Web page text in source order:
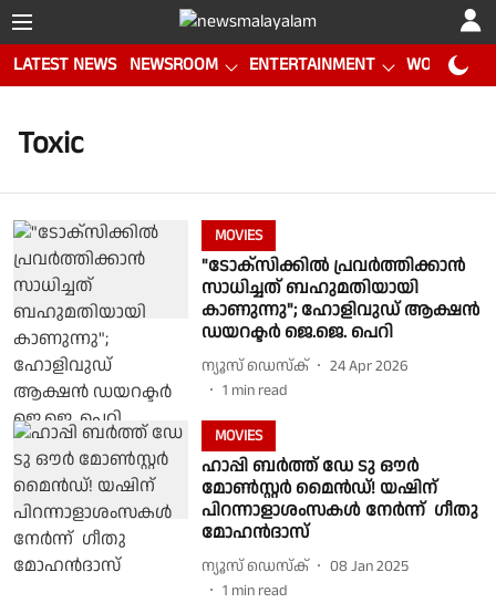
LATEST NEWS NEWSROOM ENTERTAINMENT WORLD CUP
Toxic
MOVIES
"ടോക്സിക്കിൽ പ്രവർത്തിക്കാൻ
സാധിച്ചത് ബഹുമതിയായി
കാണുന്നു"; ഹോളിവുഡ് ആക്ഷൻ
ഡയറക്ടർ ജെ.ജെ. പെറി
ന്യൂസ് ഡെസ്ക്
24 Apr 2026
1 min read
MOVIES
ഹാപ്പി ബർത്ത് ഡേ ടു ഔർ
മോണ്‍സ്റ്റർ മൈന്‍ഡ്! യഷിന്
പിറന്നാളാശംസകൾ നേർന്ന് ​ ഗീതു
മോഹൻ‌ദാസ്
ന്യൂസ് ഡെസ്ക്
08 Jan 2025
1 min read